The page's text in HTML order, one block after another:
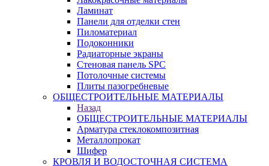
Ламинат
Панели для отделки стен
Пиломатериал
Подоконники
Радиаторные экраны
Стеновая панель SPC
Потолочные системы
Плиты пазогребневые
ОБЩЕСТРОИТЕЛЬНЫЕ МАТЕРИАЛЫ
Назад
ОБЩЕСТРОИТЕЛЬНЫЕ МАТЕРИАЛЫ
Арматура стеклокомпозитная
Металлопрокат
Шифер
КРОВЛЯ И ВОДОСТОЧНАЯ СИСТЕМА